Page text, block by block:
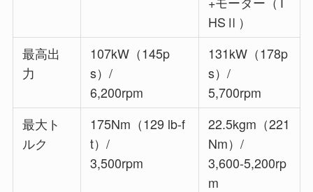
HSⅡ）
最高出
力
107kW（145p
s）/
6,200rpm
131kW（178p
s）/
5,700rpm
最大ト
ルク
175Nm（129 lb-f
t）/
3,500rpm
22.5kgm（221
Nm）/
3,600-5,200rp
m